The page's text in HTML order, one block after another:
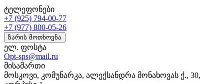
ტელეფონები
+7 (925) 794-00-77
+7 (977) 800-05-26
ზარის მოთხოვნა
ელ. ფოსტა
Opt-sps@mail.ru
მისამართი
მოსკოვი, კომუნარკა, ალექსანდრა მონახოვას ქ., 30,